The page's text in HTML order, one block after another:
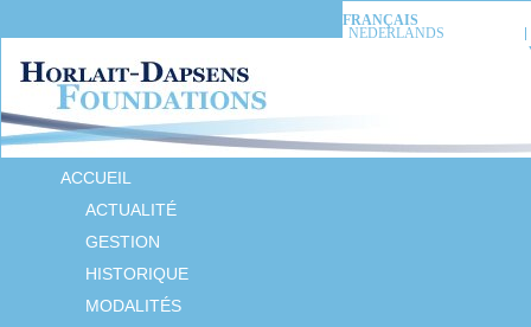
FRANÇAIS
NEDERLANDS
ACCUEIL
ACTUALITÉ
GESTION
HISTORIQUE
MODALITÉS